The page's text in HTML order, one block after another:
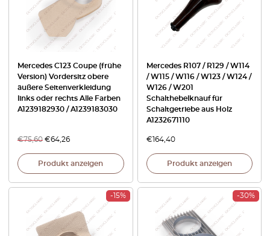
Mercedes C123 Coupe (frühe
Version) Vordersitz obere
äußere Seitenverkleidung
links oder rechts Alle Farben
A1239182930 / A1239183030
€75,60 €64,26
Produkt anzeigen
Mercedes R107 / R129 / W114
/ W115 / W116 / W123 / W124 /
W126 / W201
Schalthebelknauf für
Schaltgetriebe aus Holz
A1232671110
€164,40
Produkt anzeigen
-15% -30%